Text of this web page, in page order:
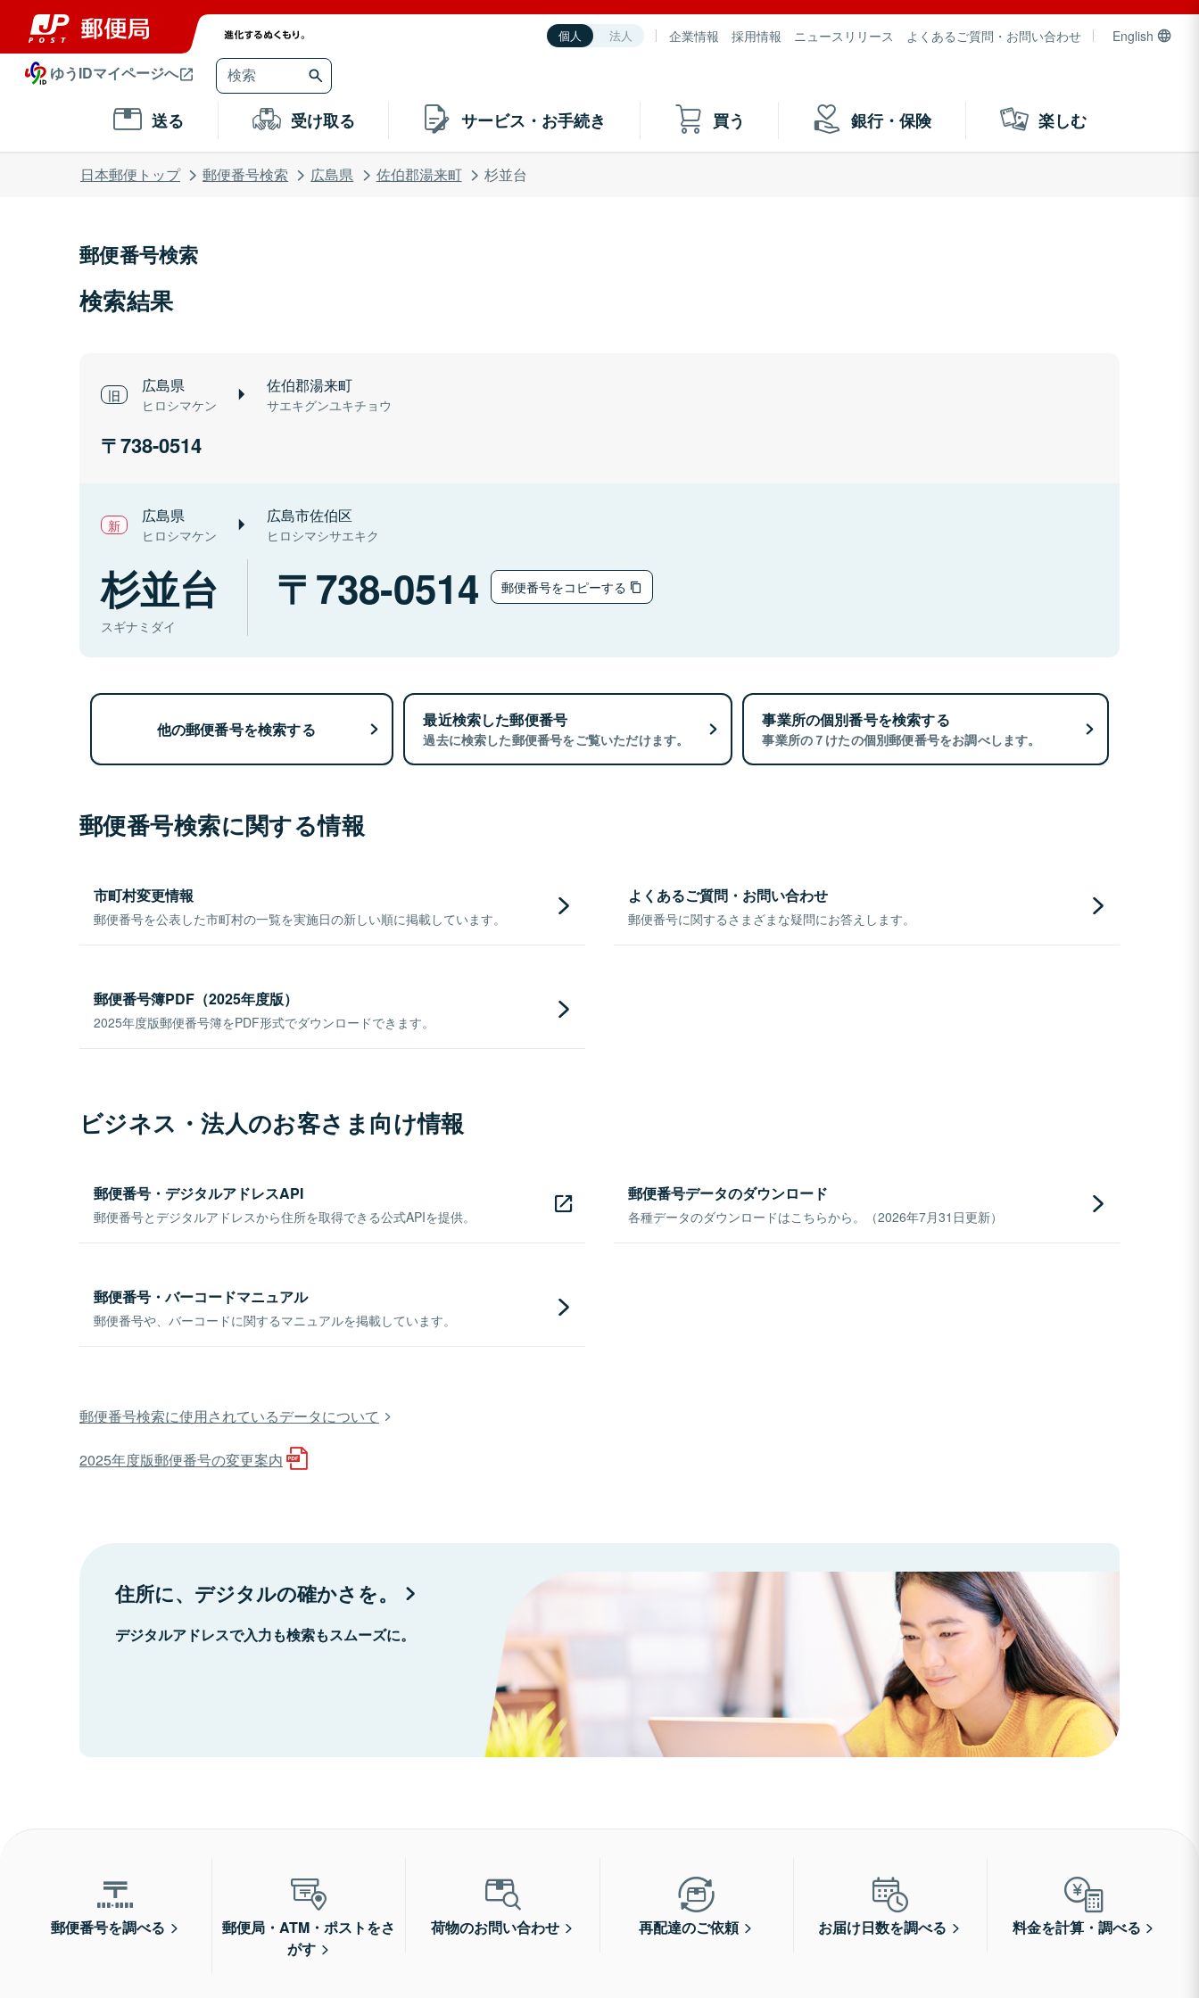
個人 法人 企業情報 採用情報 ニュースリリース よくあるご質問・お問い合わせ English
ゆうIDマイページへ
送る 受け取る サービス・お手続き 買う 銀行・保険 楽しむ
日本郵便トップ 郵便番号検索 広島県 佐伯郡湯来町 杉並台
郵便番号検索
検索結果
広島県
ヒロシマケン
佐伯郡湯来町
サエキグンユキチョウ
738-0514
広島県
ヒロシマケン
広島市佐伯区
ヒロシマシサエキク
杉並台
スギナミダイ
738-0514 郵便番号をコピーする
他の郵便番号を検索する 最近検索した郵便番号
過去に検索した郵便番号をご覧いただけます。
事業所の個別番号を検索する
事業所の７けたの個別郵便番号をお調べします。
郵便番号検索に関する情報
市町村変更情報
郵便番号を公表した市町村の一覧を実施日の新しい順に掲載しています。
よくあるご質問・お問い合わせ
郵便番号に関するさまざまな疑問にお答えします。
郵便番号簿PDF（2025年度版）
2025年度版郵便番号簿をPDF形式でダウンロードできます。
ビジネス・法人のお客さま向け情報
郵便番号・デジタルアドレスAPI
郵便番号とデジタルアドレスから住所を取得できる公式APIを提供。
郵便番号データのダウンロード
各種データのダウンロードはこちらから。（2026年7月31日更新）
郵便番号・バーコードマニュアル
郵便番号や、バーコードに関するマニュアルを掲載しています。
郵便番号検索に使用されているデータについて
2025年度版郵便番号の変更案内
住所に、デジタルの確かさを。
デジタルアドレスで入力も検索もスムーズに。
郵便番号を調べる
郵便局・ATM・ポストをさ
がす
荷物のお問い合わせ 再配達のご依頼 お届け日数を調べる 料金を計算・調べる